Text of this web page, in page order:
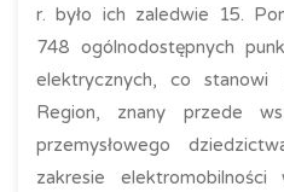
r. było ich zaledwie 15.
748 ogólnodostępnych
elektrycznych, co stanowi
Region, znany przede
przemysłowego
zakresie